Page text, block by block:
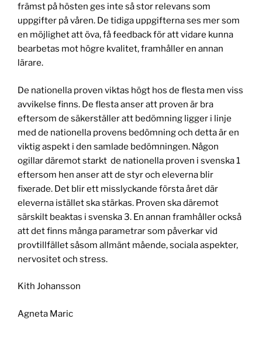
främst på hösten ges inte så stor relevans som
uppgifter på våren. De tidiga uppgifterna ses mer som
en möjlighet att öva, få feedback för att vidare kunna
bearbetas mot högre kvalitet, framhåller en annan
lärare.
De nationella proven viktas högt hos de flesta men viss
avvikelse finns. De flesta anser att proven är bra
eftersom de säkerställer att bedömning ligger i linje
med de nationella provens bedömning och detta är en
viktig aspekt i den samlade bedömningen. Någon
ogillar däremot starkt de nationella proven i svenska 1
eftersom hen anser att de styr och eleverna blir
fixerade. Det blir ett misslyckande första året där
eleverna istället ska stärkas. Proven ska däremot
särskilt beaktas i svenska 3. En annan framhåller också
att det finns många parametrar som påverkar vid
provtillfället såsom allmänt mående, sociala aspekter,
nervositet och stress.
Kith Johansson
Agneta Maric